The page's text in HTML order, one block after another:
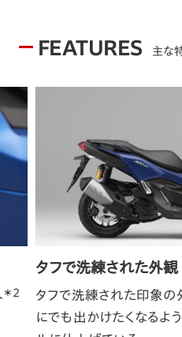
FEATURES 主な
＊2
タフで洗練された外観
タフで洗練された印象の
にでも出かけたくなるよ